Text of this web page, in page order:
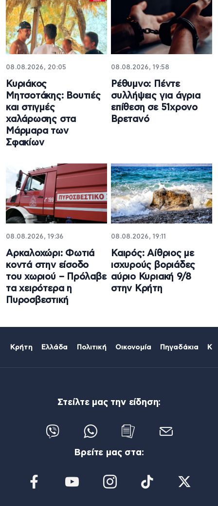
08.08.2026, 20:05
Κυριάκος
Μητσοτάκης: Βουτιές
και στιγμές
χαλάρωσης στα
Μάρμαρα των
Σφακίων
08.08.2026, 19:58
Ρέθυμνο: Πέντε
συλλήψεις για άγρια
επίθεση σε 51χρονο
Βρετανό
08.08.2026, 19:36
Αρκαλοχώρι: Φωτιά
κοντά στην είσοδο
του χωριού – Πρόλαβε
τα χειρότερα η
Πυροσβεστική
08.08.2026, 19:11
Καιρός: Αίθριος με
ισχυρούς βοριάδες
αύριο Κυριακή 9/8
στην Κρήτη
Κρήτη Ελλάδα Πολιτική Οικονομία Πηγαδάκια
Στείλτε μας την είδηση:
Βρείτε μας στα: